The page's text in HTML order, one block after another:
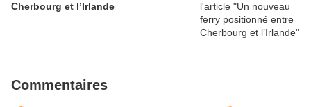
Cherbourg et l’Irlande
Commentaires